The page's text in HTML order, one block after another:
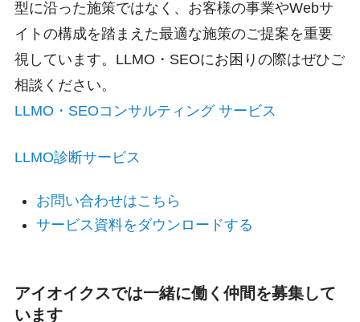
型に沿った施策ではなく、お客様の事業やWebサ
イトの構成を踏まえた最適な施策のご提案を重要
視しています。LLMO・SEOにお困りの際はぜひご
相談ください。
LLMO・SEOコンサルティング サービス
LLMO診断サービス
お問い合わせはこちら
サービス資料をダウンロードする
アイオイクスでは一緒に働く仲間を募集して
います